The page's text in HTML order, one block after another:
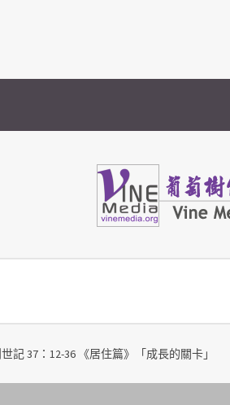
記 37：12-36 《居住篇》「成長的關卡」